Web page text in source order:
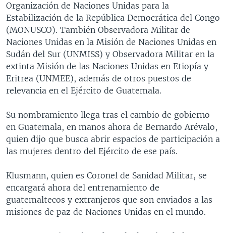
Organización de Naciones Unidas para la
Estabilización de la República Democrática del Congo
(MONUSCO). También Observadora Militar de
Naciones Unidas en la Misión de Naciones Unidas en
Sudán del Sur (UNMISS) y Observadora Militar en la
extinta Misión de las Naciones Unidas en Etiopía y
Eritrea (UNMEE), además de otros puestos de
relevancia en el Ejército de Guatemala.
Su nombramiento llega tras el cambio de gobierno
en Guatemala, en manos ahora de Bernardo Arévalo,
quien dijo que busca abrir espacios de participación a
las mujeres dentro del Ejército de ese país.
Klusmann, quien es Coronel de Sanidad Militar, se
encargará ahora del entrenamiento de
guatemaltecos y extranjeros que son enviados a las
misiones de paz de Naciones Unidas en el mundo.